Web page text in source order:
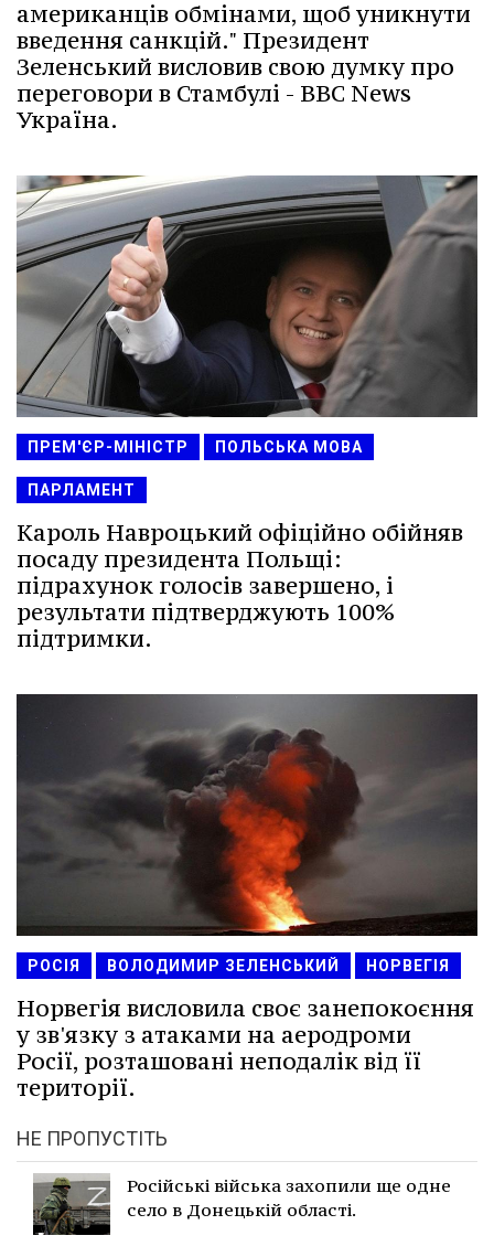
американців обмінами, щоб уникнути
введення санкцій." Президент
Зеленський висловив свою думку про
переговори в Стамбулі - BBC News
Україна.
ПРЕМ'ЄР-МІНІСТР ПОЛЬСЬКА МОВА
ПАРЛАМЕНТ
Кароль Навроцький офіційно обійняв
посаду президента Польщі:
підрахунок голосів завершено, і
результати підтверджують 100%
підтримки.
РОСІЯ ВОЛОДИМИР ЗЕЛЕНСЬКИЙ НОРВЕГІЯ
Норвегія висловила своє занепокоєння
у зв'язку з атаками на аеродроми
Росії, розташовані неподалік від її
території.
НЕ ПРОПУСТІТЬ
Російські війська захопили ще одне
село в Донецькій області.